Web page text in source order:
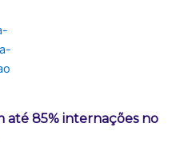
até 85% internações no